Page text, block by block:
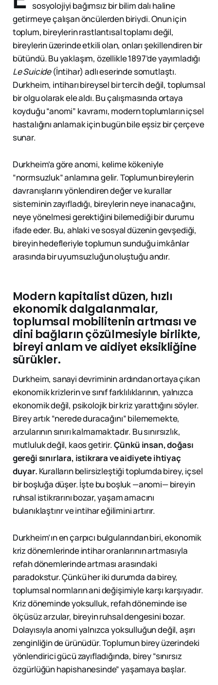
sosyolojiyi bağımsız bir bilim dalı haline
getirmeye çalışan öncülerden biriydi. Onun için
toplum, bireylerin rastlantısal toplamı değil,
bireylerin üzerinde etkili olan, onları şekillendiren bir
bütündü. Bu yaklaşım, özellikle 1897’de yayımladığı
Le Suicide(İntihar) adlı eserinde somutlaştı.
Durkheim, intiharı bireysel bir tercih değil, toplumsal
bir olgu olarak ele aldı. Bu çalışmasında ortaya
koyduğu “anomi” kavramı, modern toplumların içsel
hastalığını anlamak için bugün bile eşsiz bir çerçeve
sunar.
Durkheim’a göre anomi, kelime kökeniyle
“normsuzluk” anlamına gelir. Toplumun bireylerin
davranışlarını yönlendiren değer ve kurallar
sisteminin zayıfladığı, bireylerin neye inanacağını,
neye yönelmesi gerektiğini bilemediği bir durumu
ifade eder. Bu, ahlaki ve sosyal düzenin gevşediği,
bireyin hedefleriyle toplumun sunduğu imkânlar
arasında bir uyumsuzluğun oluştuğu andır.
Modern kapitalist düzen, hızlı
ekonomik dalgalanmalar,
toplumsal mobilitenin artması ve
dini bağların çözülmesiyle birlikte,
bireyi anlam ve aidiyet eksikliğine
sürükler.
Durkheim, sanayi devriminin ardından ortaya çıkan
ekonomik krizlerin ve sınıf farklılıklarının, yalnızca
ekonomik değil, psikolojik bir kriz yarattığını söyler.
Birey artık “nerede duracağını” bilememekte,
arzularının sınırı kalmamaktadır. Bu sınırsızlık,
mutluluk değil, kaos getirir.Çünkü insan, doğası
gereği sınırlara, istikrara ve aidiyete ihtiyaç
duyar. Kuralların belirsizleştiği toplumda birey, içsel
bir boşluğa düşer. İşte bu boşluk —anomi— bireyin
ruhsal istikrarını bozar, yaşam amacını
bulanıklaştırır ve intihar eğilimini artırır.
Durkheim’ın en çarpıcı bulgularından biri, ekonomik
kriz dönemlerinde intihar oranlarının artmasıyla
refah dönemlerinde artması arasındaki
paradokstur. Çünkü her iki durumda da birey,
toplumsal normların ani değişimiyle karşı karşıyadır.
Kriz döneminde yoksulluk, refah döneminde ise
ölçüsüz arzular, bireyin ruhsal dengesini bozar.
Dolayısıyla anomi yalnızca yoksulluğun değil, aşırı
zenginliğin de ürünüdür. Toplumun birey üzerindeki
yönlendirici gücü zayıfladığında, birey “sınırsız
özgürlüğün hapishanesinde” yaşamaya başlar.